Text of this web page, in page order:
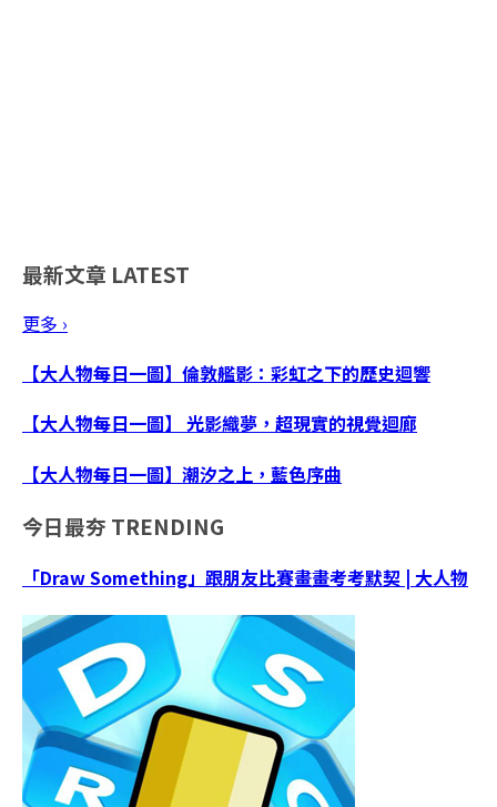
最新文章 LATEST
更多 ›
【大人物每日一圖】倫敦艦影：彩虹之下的歷史迴響
【大人物每日一圖】 光影織夢，超現實的視覺迴廊
【大人物每日一圖】潮汐之上，藍色序曲
今日最夯 TRENDING
「Draw Something」跟朋友比賽畫畫考考默契 | 大人物